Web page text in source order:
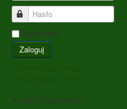
Hasło
Zapamiętaj
Zaloguj
© 2026 Czechowicer